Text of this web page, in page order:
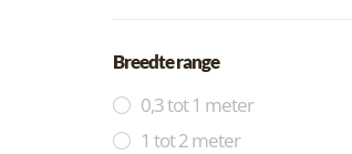
Breedte range
0,3 tot 1 meter
1 tot 2 meter